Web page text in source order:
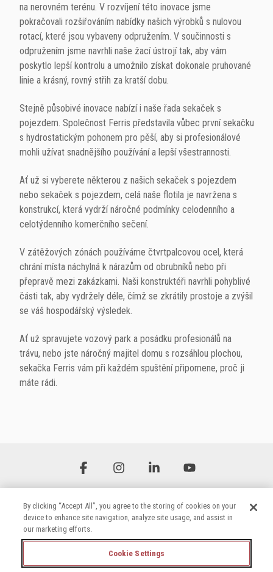
na nerovném terénu. V rozvíjení této inovace jsme
pokračovali rozšiřováním nabídky našich výrobků s nulovou
rotací, které jsou vybaveny odpružením. V součinnosti s
odpružením jsme navrhli naše žací ústrojí tak, aby vám
poskytlo lepší kontrolu a umožnilo získat dokonale pruhované
linie a krásný, rovný střih za kratší dobu.
Stejně působivé inovace nabízí i naše řada sekaček s
pojezdem. Společnost Ferris představila vůbec první sekačku
s hydrostatickým pohonem pro pěší, aby si profesionálové
mohli užívat snadnějšího používání a lepší všestrannosti.
Ať už si vyberete některou z našich sekaček s pojezdem
nebo sekaček s pojezdem, celá naše flotila je navržena s
konstrukcí, která vydrží náročné podmínky celodenního a
celotýdenního komerčního sečení.
V zátěžových zónách používáme čtvrtpalcovou ocel, která
chrání místa náchylná k nárazům od obrubníků nebo při
přepravě mezi zakázkami. Naši konstruktéři navrhli pohyblivé
části tak, aby vydržely déle, čímž se zkrátily prostoje a zvýšil
se váš hospodářský výsledek.
Ať už spravujete vozový park a posádku profesionálů na
trávu, nebo jste náročný majitel domu s rozsáhlou plochou,
sekačka Ferris vám při každém spuštění připomene, proč ji
máte rádi.
FacebookInstagramLinkedin
By clicking “Accept All”, you agree to the storing of cookies on your
device to enhance site navigation, analyze site usage, and assist in
our marketing efforts.
Cookie Settings